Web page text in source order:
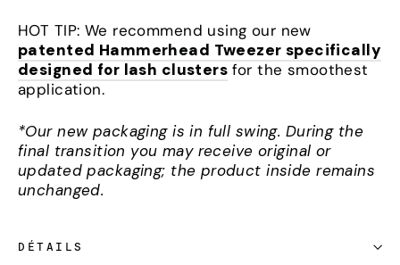
HOT TIP: We recommend using our new
patented Hammerhead Tweezer specifically
designed for lash clusters for the smoothest
application.
*Our new packaging is in full swing. During the
final transition you may receive original or
updated packaging; the product inside remains
unchanged.
DÉTAILS